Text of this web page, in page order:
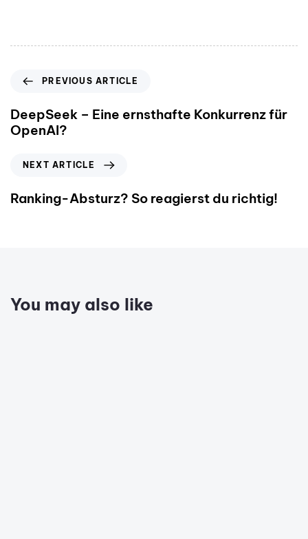
PREVIOUS ARTICLE
DeepSeek – Eine ernsthafte Konkurrenz für
OpenAI?
NEXT ARTICLE
Ranking-Absturz? So reagierst du richtig!
You may also like